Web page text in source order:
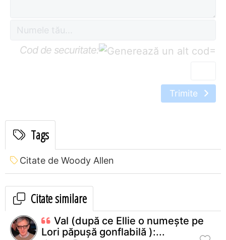
Cod de securitate: =
Trimite
Tags
Citate de Woody Allen
Citate similare
Val (după ce Ellie o numeşte pe
Lori păpuşă gonflabilă ):...